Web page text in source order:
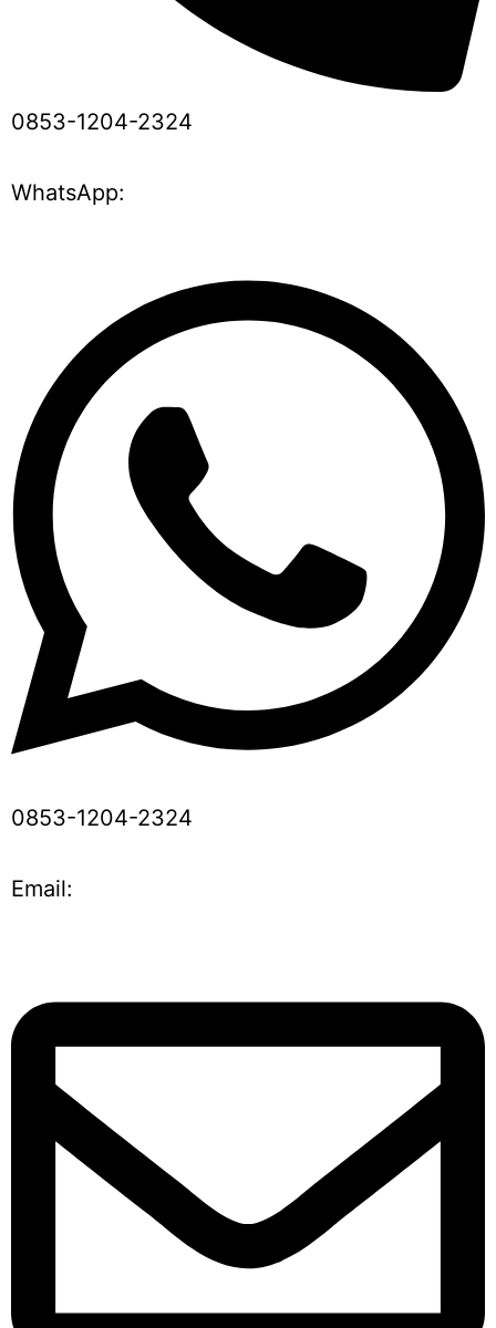
0853-1204-2324
WhatsApp:
0853-1204-2324
Email: